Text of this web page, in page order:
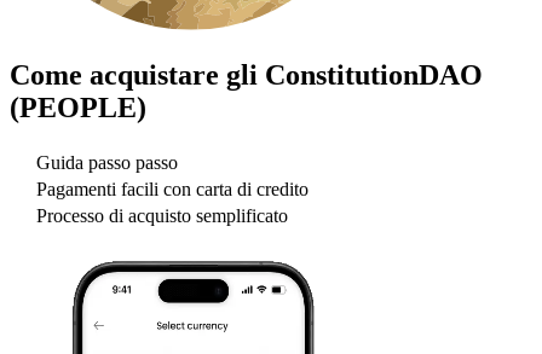
Come acquistare gli ConstitutionDAO
(PEOPLE)
Guida passo passo
Pagamenti facili con carta di credito
Processo di acquisto semplificato